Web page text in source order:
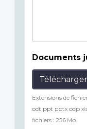
Documents
Télécharger
Extensions de
odt ppt pptx odp
fichiers : 256 Mo.